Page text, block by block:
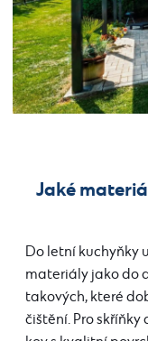
Jaké
Do letní kuchyňky
materiály jako do
takových, které
čištění. Pro